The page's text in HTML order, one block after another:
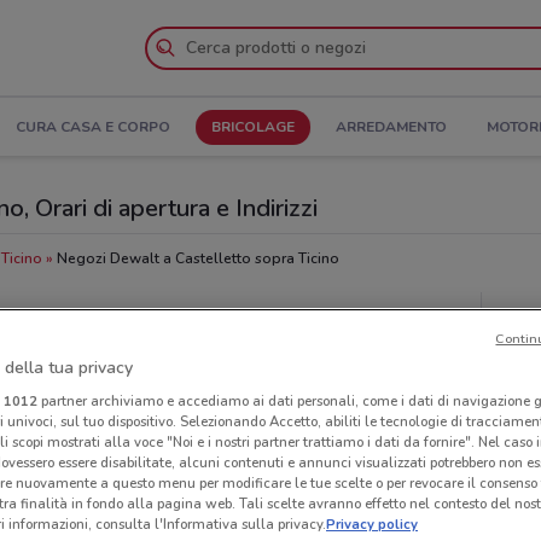
CURA CASA E CORPO BRICOLAGE ARREDAMENTO MOTORI
Orari di apertura e Indirizzi
Negozi Dewalt a Castelletto sopra Ticino
della tua privacy
1012partner archiviamo e accediamo ai dati personali, come i dati di navigazione
sul tuo dispositivo. Selezionando Accetto, abiliti le tecnologie di
scopi mostrati alla voce "Noi e i nostri partner trattiamo i dati da fornire". Nel caso
essere disabilitate, alcuni contenuti e annunci visualizzati potrebbero non
nuovamente a questo menu per modificare le tue scelte o per revocare il
finalità in fondo alla pagina web. Tali scelte avranno effetto nel contesto del
informazioni, consulta l'Informativa sulla privacy.Privacy policy